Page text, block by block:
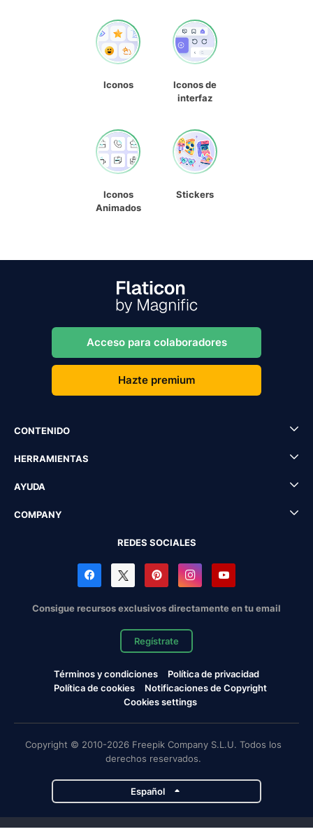
Iconos
Iconos de
interfaz
Iconos
Animados
Stickers
Acceso para colaboradores
Hazte premium
CONTENIDO
HERRAMIENTAS
AYUDA
COMPANY
REDES SOCIALES
Consigue recursos exclusivos directamente en tu email
Regístrate
Términos y condiciones
Política de privacidad
Política de cookies
Notificaciones de Copyright
Cookies settings
Copyright © 2010-2026 Freepik Company S.L.U. Todos los
derechos reservados.
Español